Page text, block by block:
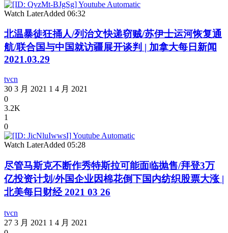
Watch LaterAdded 06:32
北温暴徒狂捅人/列治文快递窃贼/苏伊士运河恢复通
航/联合国与中国就访疆展开谈判 | 加拿大每日新闻
2021.03.29
tvcn
30 3 月 2021 1 4 月 2021
0
3.2K
1
0
Watch LaterAdded 05:28
尽管马斯克不断作秀特斯拉可能面临抛售/拜登3万
亿投资计划/外国企业因棉花倒下国内纺织股票大涨 |
北美每日财经 2021 03 26
tvcn
27 3 月 2021 1 4 月 2021